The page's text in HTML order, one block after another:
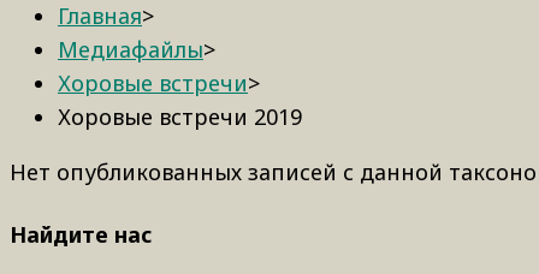
Главная>
Медиафайлы>
Хоровые встречи>
Хоровые встречи 2019
Нет опубликованных записей с данной
Найдите нас